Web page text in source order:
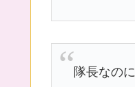
隊長なの